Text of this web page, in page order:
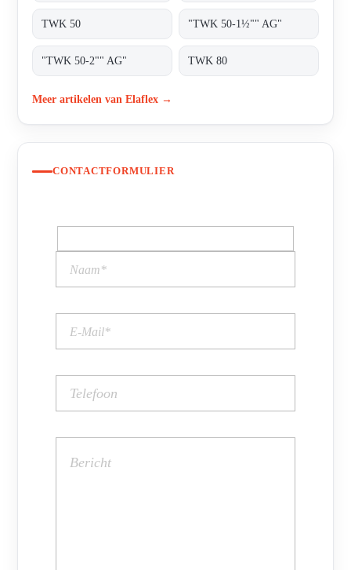
TWK 50 "TWK 50-1½"" AG"
"TWK 50-2"" AG" TWK 80
Meer artikelen van Elaflex →
CONTACTFORMULIER